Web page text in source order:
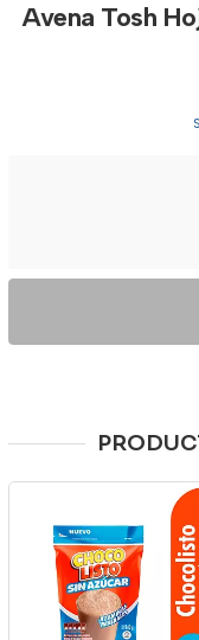
Avena Tosh